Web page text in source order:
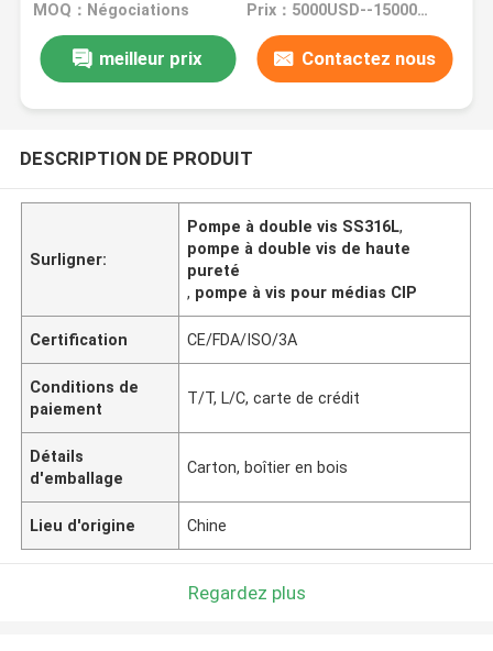
MOQ：Négociations Prix：5000USD--15000USD
meilleur prix Contactez nous
DESCRIPTION DE PRODUIT
Surligner:
Pompe à double vis SS316L,
pompe à double vis de haute
pureté
, pompe à vis pour médias CIP
Certification CE/FDA/ISO/3A
Conditions de
paiement
T/T, L/C, carte de crédit
Détails
d'emballage
Carton, boîtier en bois
Lieu d'origine Chine
Regardez plus